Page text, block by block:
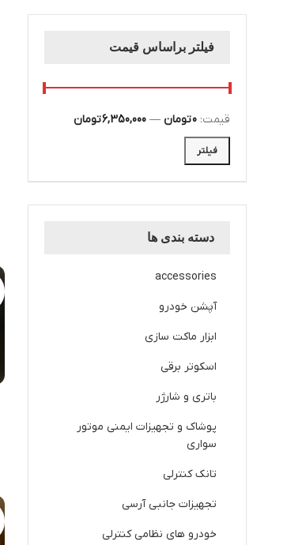
فیلتر براساس قیمت
فیلتر
قیمت: 0 تومان — 6,350,000 تومان
دسته بندی ها
accessories
آپشن خودرو
ابزار ماکت سازی
اسکوتر برقی
باتری و شارژر
پوشاک و تجهیزات ایمنی موتور
سواری
تانک کنترلی
تجهیزات جانبی آرسی
خودرو های نظامی کنترلی